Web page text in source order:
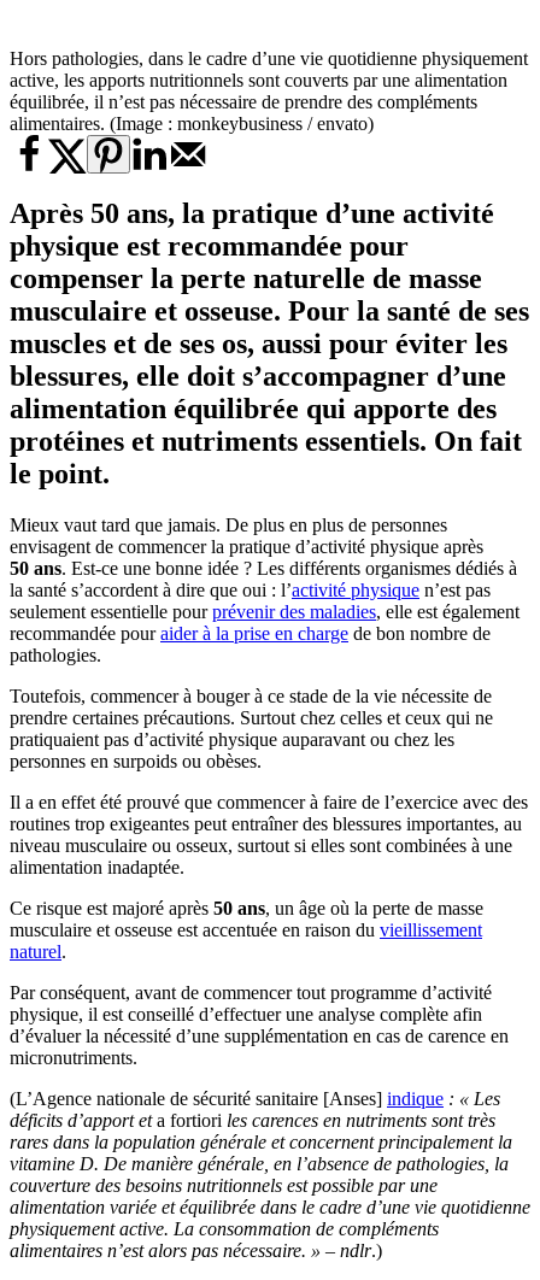
Hors pathologies, dans le cadre d’une vie quotidienne physiquement
active, les apports nutritionnels sont couverts par une alimentation
équilibrée, il n’est pas nécessaire de prendre des compléments
alimentaires. (Image : monkeybusiness / envato)
Après 50 ans, la pratique d’une activité
physique est recommandée pour
compenser la perte naturelle de masse
musculaire et osseuse. Pour la santé de ses
muscles et de ses os, aussi pour éviter les
blessures, elle doit s’accompagner d’une
alimentation équilibrée qui apporte des
protéines et nutriments essentiels. On fait
le point.
Mieux vaut tard que jamais. De plus en plus de personnes
envisagent de commencer la pratique d’activité physique après
50 ans. Est-ce une bonne idée ? Les différents organismes dédiés à
la santé s’accordent à dire que oui : l’activité physique n’est pas
seulement essentielle pourprévenir des maladies, elle est également
recommandée pouraider à la prise en charge de bon nombre de
pathologies.
Toutefois, commencer à bouger à ce stade de la vie nécessite de
prendre certaines précautions. Surtout chez celles et ceux qui ne
pratiquaient pas d’activité physique auparavant ou chez les
personnes en surpoids ou obèses.
Il a en effet été prouvé que commencer à faire de l’exercice avec des
routines trop exigeantes peut entraîner des blessures importantes, au
niveau musculaire ou osseux, surtout si elles sont combinées à une
alimentation inadaptée.
Ce risque est majoré après 50 ans, un âge où la perte de masse
musculaire et osseuse est accentuée en raison du vieillissement
naturel.
Par conséquent, avant de commencer tout programme d’activité
physique, il est conseillé d’effectuer une analyse complète afin
d’évaluer la nécessité d’une supplémentation en cas de carence en
micronutriments.
(L’Agence nationale de sécurité sanitaire [Anses] indique : « Les
déficits d’apport eta fortiori les carences en nutriments sont très
rares dans la population générale et concernent principalement la
vitamine D. De manière générale, en l’absence de pathologies, la
couverture des besoins nutritionnels est possible par une
alimentation variée et équilibrée dans le cadre d’une vie quotidienne
physiquement active. La consommation de compléments
alimentaires n’est alors pas nécessaire. » – ndlr.)